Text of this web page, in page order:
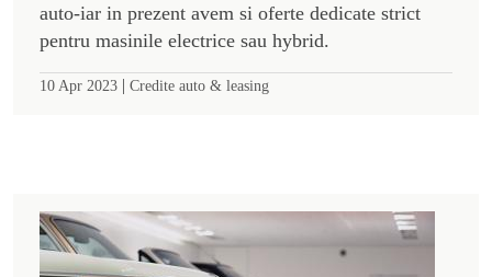
auto-iar in prezent avem si oferte dedicate strict
pentru masinile electrice sau hybrid.
10 Apr 2023 | Credite auto & leasing